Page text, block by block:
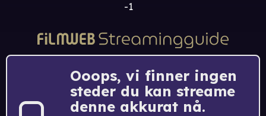
-1
Ooops, vi finner ingen
steder du kan streame
denne akkurat nå.